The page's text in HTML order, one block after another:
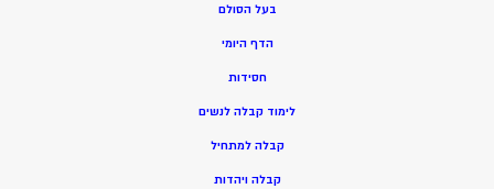
בעל הסולם
הדף היומי
חסידות
לימוד קבלה לנשים
קבלה למתחיל
קבלה ויהדות